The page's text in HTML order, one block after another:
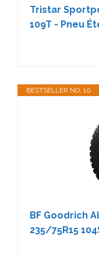
Tristar
109T - Pneu
BESTSELLER NO. 10
BF Goodrich
235/75R15